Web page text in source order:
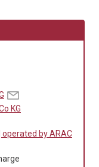
KG
by ARAC